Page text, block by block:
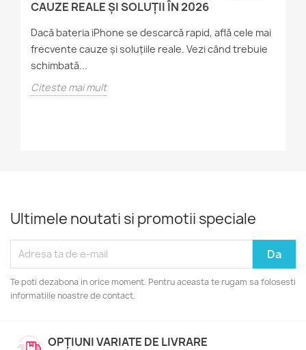
CAUZE REALE ȘI SOLUȚII ÎN 2026
Dacă bateria iPhone se descarcă rapid, află cele mai
frecvente cauze și soluțiile reale. Vezi când trebuie
schimbată...
Citeste mai mult
Ultimele noutati si promotii speciale
Te poti dezabona in orice moment. Pentru aceasta te rugam sa folosesti
informatiile noastre de contact.
OPȚIUNI VARIATE DE LIVRARE